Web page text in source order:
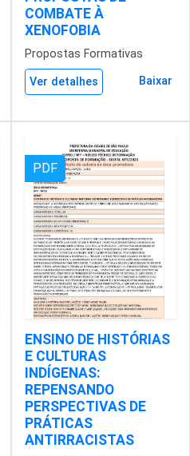
COMBATE À
XENOFOBIA
Propostas Formativas
Ver detalhes Baixar
PDF
ENSINO DE HISTÓRIAS
E CULTURAS
INDÍGENAS:
REPENSANDO
PERSPECTIVAS DE
PRÁTICAS
ANTIRRACISTAS